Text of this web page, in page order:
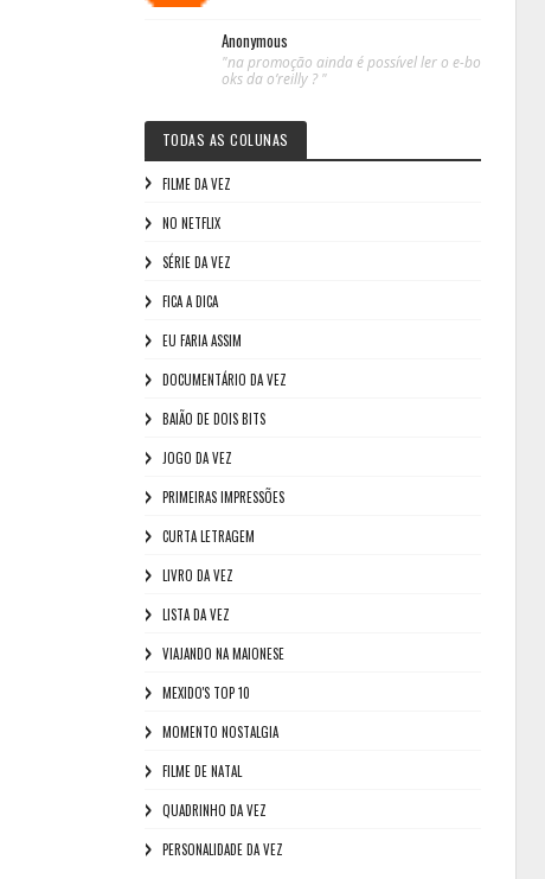
Anonymous
"na promoção ainda é possível ler o e-bo
oks da o’reilly ? "
TODAS AS COLUNAS
FILME DA VEZ
NO NETFLIX
SÉRIE DA VEZ
FICA A DICA
EU FARIA ASSIM
DOCUMENTÁRIO DA VEZ
BAIÃO DE DOIS BITS
JOGO DA VEZ
PRIMEIRAS IMPRESSÕES
CURTA LETRAGEM
LIVRO DA VEZ
LISTA DA VEZ
VIAJANDO NA MAIONESE
MEXIDO'S TOP 10
MOMENTO NOSTALGIA
FILME DE NATAL
QUADRINHO DA VEZ
PERSONALIDADE DA VEZ